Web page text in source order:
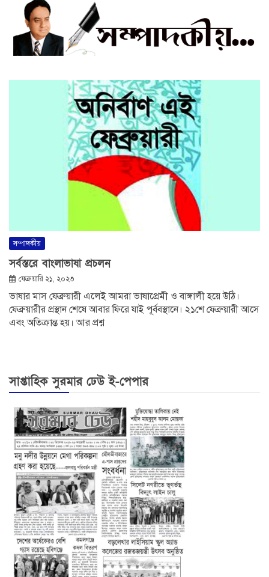
সম্পাদকীয়
সর্বস্তরে বাংলাভাষা প্রচলন
ফেব্রুয়ারি ২১, ২০২৩
ভাষার মাস ফেব্রুয়ারী এলেই আমরা ভাষাপ্রেমী ও বাঙ্গালী হয়ে উঠি।
ফেব্রুয়ারীর প্রস্থান শেষে আবার ফিরে যাই পূর্ববস্থানে। ২১শে ফেব্রুয়ারী আসে
এবং অতিক্রান্ত হয়। আর প্রশ্ন
সাপ্তাহিক সুরমার ঢেউ ই-পেপার